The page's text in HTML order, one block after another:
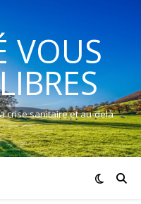
VOUS
crise sanitaire et au-delà